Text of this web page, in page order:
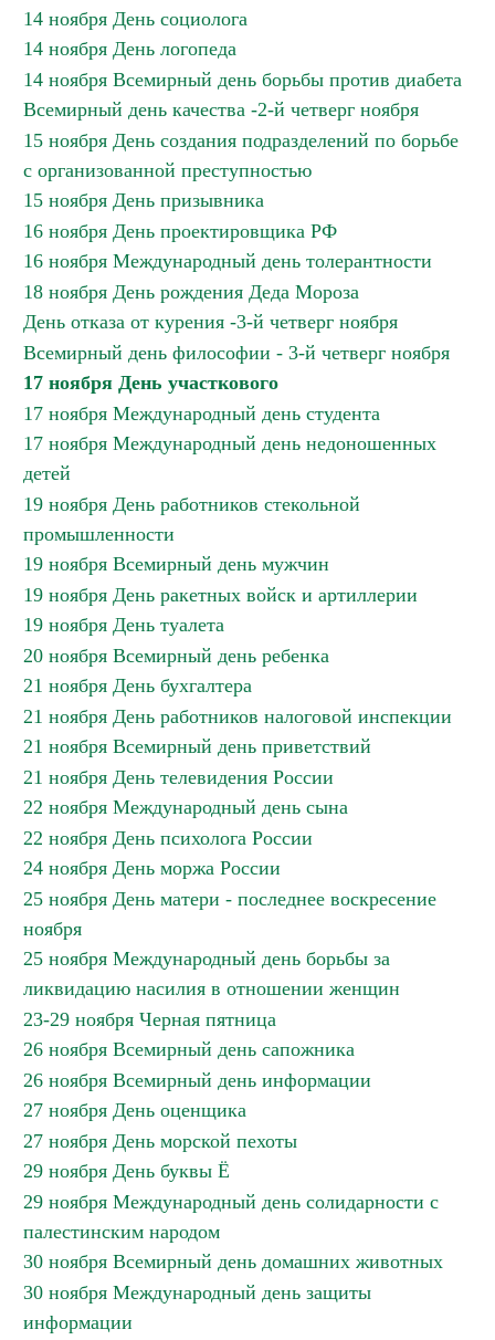
14 ноября День социолога
14 ноября День логопеда
14 ноября Всемирный день борьбы против диабета
Всемирный день качества -2-й четверг ноября
15 ноября День создания подразделений по борьбе
с организованной преступностью
15 ноября День призывника
16 ноября День проектировщика РФ
16 ноября Международный день толерантности
18 ноября День рождения Деда Мороза
День отказа от курения -3-й четверг ноября
Всемирный день философии - 3-й четверг ноября
17 ноября День участкового
17 ноября Международный день студента
17 ноября Международный день недоношенных
детей
19 ноября День работников стекольной
промышленности
19 ноября Всемирный день мужчин
19 ноября День ракетных войск и артиллерии
19 ноября День туалета
20 ноября Всемирный день ребенка
21 ноября День бухгалтера
21 ноября День работников налоговой инспекции
21 ноября Всемирный день приветствий
21 ноября День телевидения России
22 ноября Международный день сына
22 ноября День психолога России
24 ноября День моржа России
25 ноября День матери - последнее воскресение
ноября
25 ноября Международный день борьбы за
ликвидацию насилия в отношении женщин
23-29 ноября Черная пятница
26 ноября Всемирный день сапожника
26 ноября Всемирный день информации
27 ноября День оценщика
27 ноября День морской пехоты
29 ноября День буквы Ё
29 ноября Международный день солидарности с
палестинским народом
30 ноября Всемирный день домашних животных
30 ноября Международный день защиты
информации